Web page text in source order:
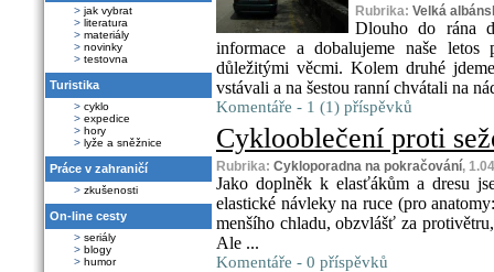
> jak vybrat
> literatura
> materiály
> novinky
> testovna
Turistika
> cyklo
> expedice
> hory
> lyže a sněžnice
Práce v zahraničí
> zkušenosti
On-line cesty
> seriály
> blogy
> humor
Rubrika: Velká
Dlouho do rána
informace a dobalujeme naše
důležitými věcmi. Kolem druhé
vstávali a na šestou ranní chvátali na
Komentáře - 1 (1) příspěvků
Cyklooblečení proti
Rubrika: Cykloporadna na pokračování,
Jako doplněk k elasťákům a dresu
elastické návleky na ruce (pro
menšího chladu, obzvlášť za
Ale ...
Komentáře - 0 příspěvků